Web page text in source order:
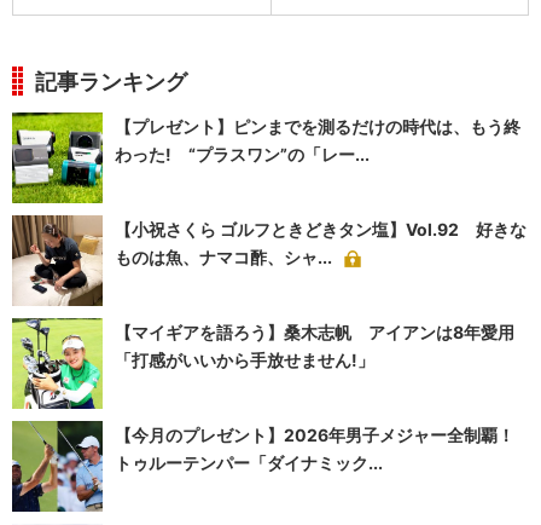
記事ランキング
【プレゼント】ピンまでを測るだけの時代は、もう終
わった! “プラスワン”の「レー...
【小祝さくら ゴルフときどきタン塩】Vol.92 好きな
ものは魚、ナマコ酢、シャ...
【マイギアを語ろう】桑木志帆 アイアンは8年愛用
「打感がいいから手放せません!」
【今月のプレゼント】2026年男子メジャー全制覇！
トゥルーテンパー「ダイナミック...